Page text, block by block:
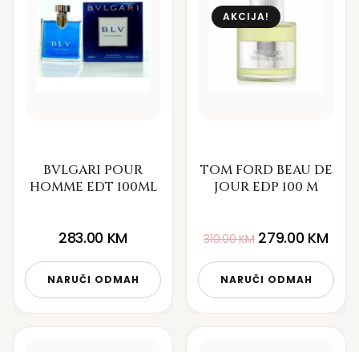
BVLGARI POUR
HOMME EDT 100ML
283.00 KM
NARUČI ODMAH
AKCIJA!
TOM FORD BEAU DE
JOUR EDP 100 M
310.00KM 279.00 KM
NARUČI ODMAH